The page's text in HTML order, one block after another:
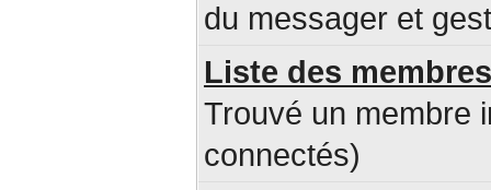
du messager et
Liste des membres
Trouvé un membre
connectés)